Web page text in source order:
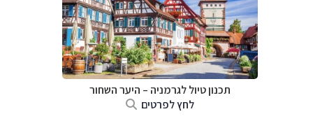
תכנון טיול לגרמניה – היער השחור
לחץ לפרטים